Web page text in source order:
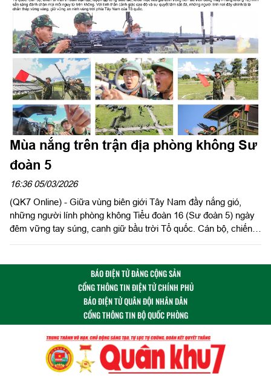
vụ nơi đầu sóng ngọn gió, hạ xuồng đưa hòm phiếu lưu động để
cán bộ, chiến sĩ thực hiện quyền công dân thiêng liêng.
Mùa nắng trên trận địa phòng không Sư
đoàn 5
16:36 05/03/2026
(QK7 Online) - Giữa vùng biên giới Tây Nam đầy nắng gió,
những người lính phòng không Tiểu đoàn 16 (Sư đoàn 5) ngày
đêm vững tay súng, canh giữ bầu trời Tổ quốc. Cán bộ, chiến
sàng đánh chặn mọi mối nguy từ trên không. Với tinh thần cảnh
giác cao độ và sự quyết tâm sắt đá, những người lính nơi đây
chính là lá chắn thép vững vàng, giữ vững an ninh vùng trời
phía Tây Nam của Tổ quốc.
BÁO ĐIỆN TỬ ĐẢNG CỘNG SẢN
CỔNG THÔNG TIN ĐIỆN TỬ CHÍNH PHỦ
BÁO ĐIỆN TỬ QUÂN ĐỘI NHÂN DÂN
CỔNG THÔNG TIN BỘ QUỐC PHÒNG